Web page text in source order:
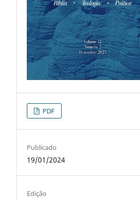
PDF
Publicado
19/01/2024
Edição